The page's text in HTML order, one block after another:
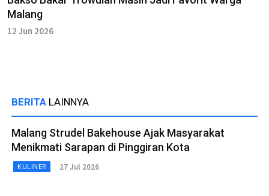
Malang
12 Jun 2026
BERITA LAINNYA
Malang Strudel Bakehouse Ajak Masyarakat
Menikmati Sarapan di Pinggiran Kota
KULINER 27 Jul 2026